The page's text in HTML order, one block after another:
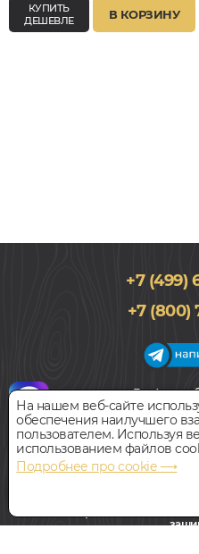
КУПИТЬ
ДЕШЕВЛЕ
В КОРЗИНУ
+7 (499)
+7 (800)
График
Пн-Вс с
Наш адрес:
Всегда
На нашем веб-сайте
обеспечения наилучшего
пользователем. Используя
использованием файлов
Подробнее про cookie ⟶